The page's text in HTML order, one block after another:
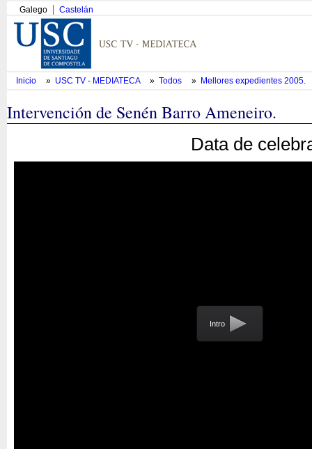
Galego Castelán
Inicio » USC TV - MEDIATECA » Todos » Mellores expedientes 2005.
Intervención de Senén Barro Ameneiro.
Data de
Intro